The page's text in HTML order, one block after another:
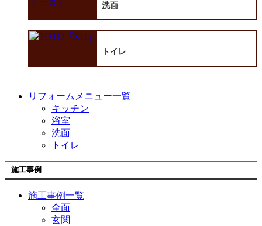
洗面
トイレ
リフォームメニュー一覧
キッチン
浴室
洗面
トイレ
施工事例
施工事例一覧
全面
玄関